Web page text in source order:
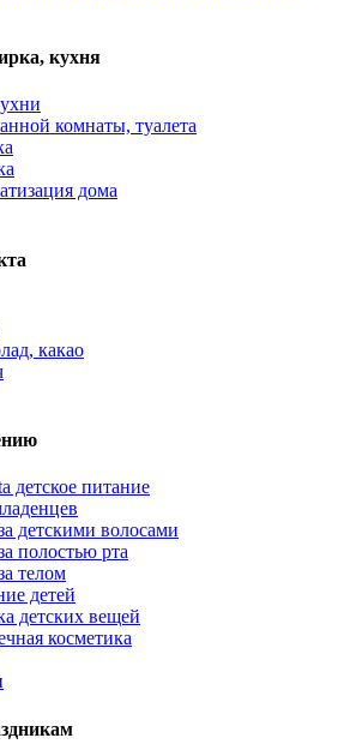
кухня
комнаты, туалета
дома
какао
детское питание
детскими волосами
полостью рта
телом
детей
детских вещей
косметика